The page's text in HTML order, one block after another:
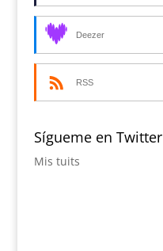
Deezer
RSS
Sígueme en Twitter
Mis tuits